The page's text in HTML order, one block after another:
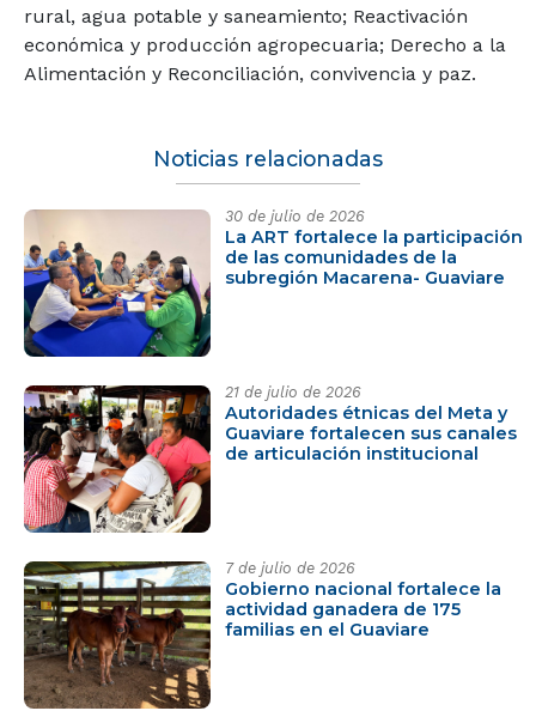
rural, agua potable y saneamiento; Reactivación
económica y producción agropecuaria; Derecho a la
Alimentación y Reconciliación, convivencia y paz.
Noticias relacionadas
30 de julio de 2026
La ART fortalece la participación
de las comunidades de la
subregión Macarena- Guaviare
21 de julio de 2026
Autoridades étnicas del Meta y
Guaviare fortalecen sus canales
de articulación institucional
7 de julio de 2026
Gobierno nacional fortalece la
actividad ganadera de 175
familias en el Guaviare